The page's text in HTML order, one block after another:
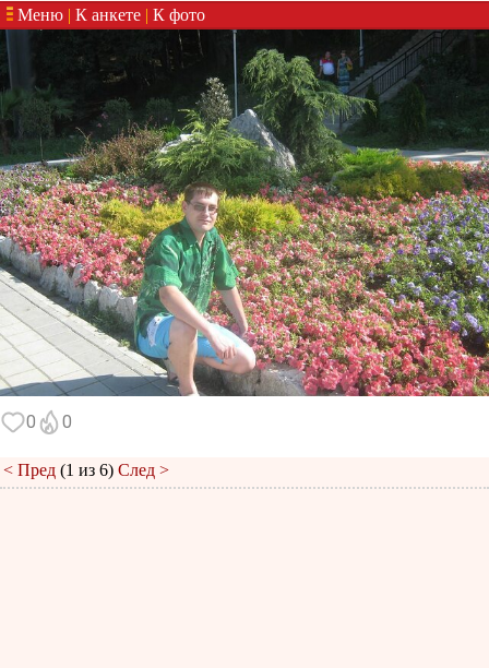
Меню | К анкете | К фото
0 0
< Пред (1 из 6) След >